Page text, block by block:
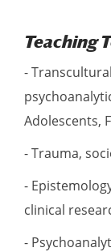
Teaching
-
Adolescents,
- Trauma,
-
clinical
-